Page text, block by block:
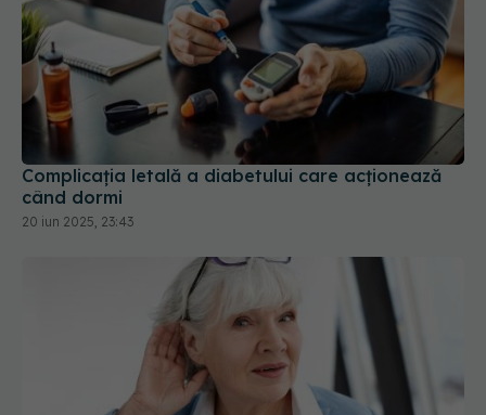
Complicația letală a diabetului care acționează
când dormi
20 iun 2025, 23:43